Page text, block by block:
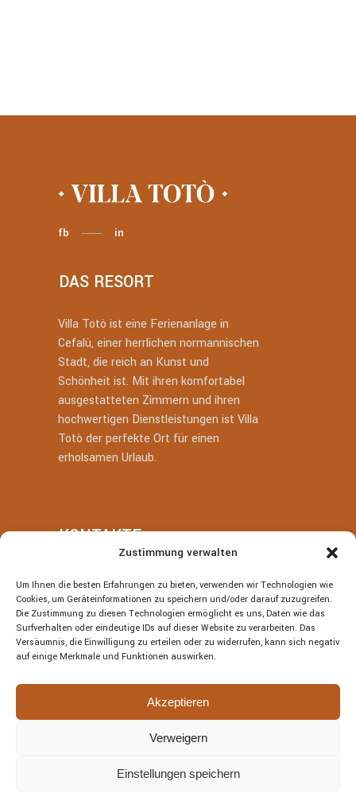
Zustimmung verwalten
Um Ihnen die besten Erfahrungen zu bieten, verwenden wir Technologien wie
Cookies, um Geräteinformationen zu speichern und/oder darauf zuzugreifen.
Die Zustimmung zu diesen Technologien ermöglicht es uns, Daten wie das
Surfverhalten oder eindeutige IDs auf dieser Website zu verarbeiten. Das
Versäumnis, die Einwilligung zu erteilen oder zu widerrufen, kann sich negativ
auf einige Merkmale und Funktionen auswirken.
Akzeptieren
Verweigern
Einstellungen speichern
fb in
DAS RESORT
Villa Totò ist eine Ferienanlage in
Cefalù, einer herrlichen normannischen
Stadt, die reich an Kunst und
Schönheit ist. Mit ihren komfortabel
ausgestatteten Zimmern und ihren
hochwertigen Dienstleistungen ist Villa
Totò der perfekte Ort für einen
erholsamen Urlaub.
KONTAKTE
villatotocefalu@gmail.com
Via Vitaliano Brancati, 50, Cefalù
© Villa Totò P.Iva: 06614230826 – CIR:
IT082027A1JRBF2V6U | DESIGNED BY